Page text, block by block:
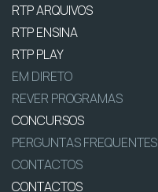
RTP ARQUIVOS
RTP ENSINA
RTP PLAY
EM DIRETO
REVER PROGRAMAS
CONCURSOS
PERGUNTAS FREQUENTES
CONTACTOS
CONTACTOS